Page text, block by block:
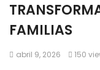
FAMILIAS
abril 9, 2026 150